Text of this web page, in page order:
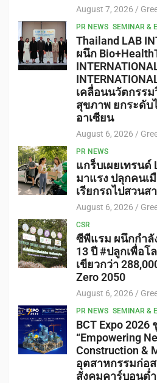
August 7, 2026
PR NEWS SEMINAR &
Thailand LAB
ผนึก
เคลื่อนนวัตกรร
สุขภาพ ยกระดับ
อาเซียน
August 6, 2026
PR NEWS
แกร็บเผยเทรนด์
มาแรง ปลุกคนเ
เรียกรถไปสวนส
August 6, 2026
CSR
ซีพีแรม ผนึกกำลั
13 ปี #ปลูกเพื่อโ
เขียวกว่า
Zero 2050
August 6, 2026
PR NEWS SEMINAR &
BCT Expo
“Empowering
Construction &
อุตสาหกรรมก่อ
สังคมคาร์บอนต่